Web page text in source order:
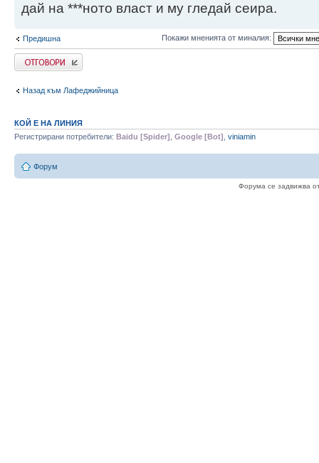
дай на ***ното власт и му гледай сеира.
Предишна Покажи мненията от миналия:
Напиши коментар
Назад към Лафеджийница
КОЙ Е НА ЛИНИЯ
Регистрирани потребители: Baidu [Spider] Google [Bot] viniamin
Форум
Форума се задвижва